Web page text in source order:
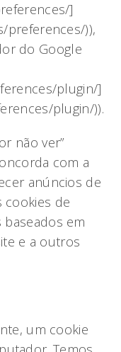
]
preferences/)),
do Google
plugin/]
plugin/)).
não ver”
com a
anúncios de
cookies de
em
e a outros
um cookie